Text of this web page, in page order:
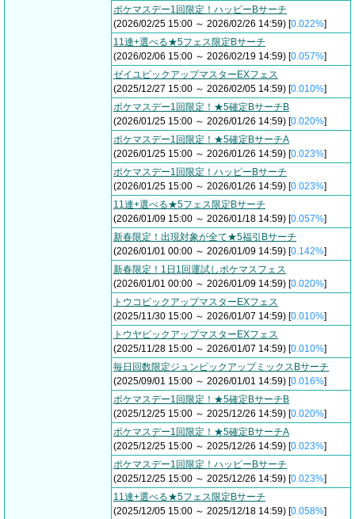
ポケマスデー1回限定！ハッピーBサーチ
(2026/02/25 15:00 ～ 2026/02/26 14:59) [0.022%]
11連+選べる★5フェス限定Bサーチ
(2026/02/06 15:00 ～ 2026/02/19 14:59) [0.057%]
ゼイユピックアップマスターEXフェス
(2025/12/27 15:00 ～ 2026/02/05 14:59) [0.010%]
ポケマスデー1回限定！★5確定BサーチB
(2026/01/25 15:00 ～ 2026/01/26 14:59) [0.020%]
ポケマスデー1回限定！★5確定BサーチA
(2026/01/25 15:00 ～ 2026/01/26 14:59) [0.023%]
ポケマスデー1回限定！ハッピーBサーチ
(2026/01/25 15:00 ～ 2026/01/26 14:59) [0.023%]
11連+選べる★5フェス限定Bサーチ
(2026/01/09 15:00 ～ 2026/01/18 14:59) [0.057%]
新春限定！出現対象が全て★5福引Bサーチ
(2026/01/01 00:00 ～ 2026/01/09 14:59) [0.142%]
新春限定！1日1回運試しポケマスフェス
(2026/01/01 00:00 ～ 2026/01/09 14:59) [0.020%]
トウコピックアップマスターEXフェス
(2025/11/30 15:00 ～ 2026/01/07 14:59) [0.010%]
トウヤピックアップマスターEXフェス
(2025/11/28 15:00 ～ 2026/01/07 14:59) [0.010%]
毎日回数限定ジュンピックアップミックスBサーチ
(2025/09/01 15:00 ～ 2026/01/01 14:59) [0.016%]
ポケマスデー1回限定！★5確定BサーチB
(2025/12/25 15:00 ～ 2025/12/26 14:59) [0.020%]
ポケマスデー1回限定！★5確定BサーチA
(2025/12/25 15:00 ～ 2025/12/26 14:59) [0.023%]
ポケマスデー1回限定！ハッピーBサーチ
(2025/12/25 15:00 ～ 2025/12/26 14:59) [0.023%]
11連+選べる★5フェス限定Bサーチ
(2025/12/05 15:00 ～ 2025/12/18 14:59) [0.058%]